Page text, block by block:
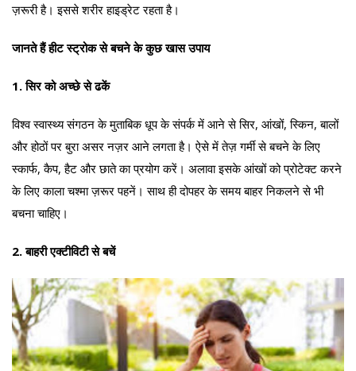
ज़रूरी है। इससे शरीर हाइड्रेट रहता है।
जानते हैं हीट स्ट्रोक से बचने के कुछ खास उपाय
1. सिर को अच्छे से ढकें
विश्व स्वास्थ्य संगठन के मुताबिक धूप के संपर्क में आने से सिर, आंखों, स्किन, बालों
और होठों पर बुरा असर नज़र आने लगता है। ऐसे में तेज़ गर्मी से बचने के लिए
स्कार्फ, कैप, हैट और छाते का प्रयोग करें। अलावा इसके आंखों को प्रोटेक्ट करने
के लिए काला चश्मा ज़रूर पहनें। साथ ही दोपहर के समय बाहर निकलने से भी
बचना चाहिए।
2. बाहरी एक्टीविटी से बचें